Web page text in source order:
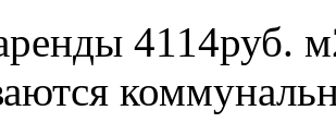
4114руб.